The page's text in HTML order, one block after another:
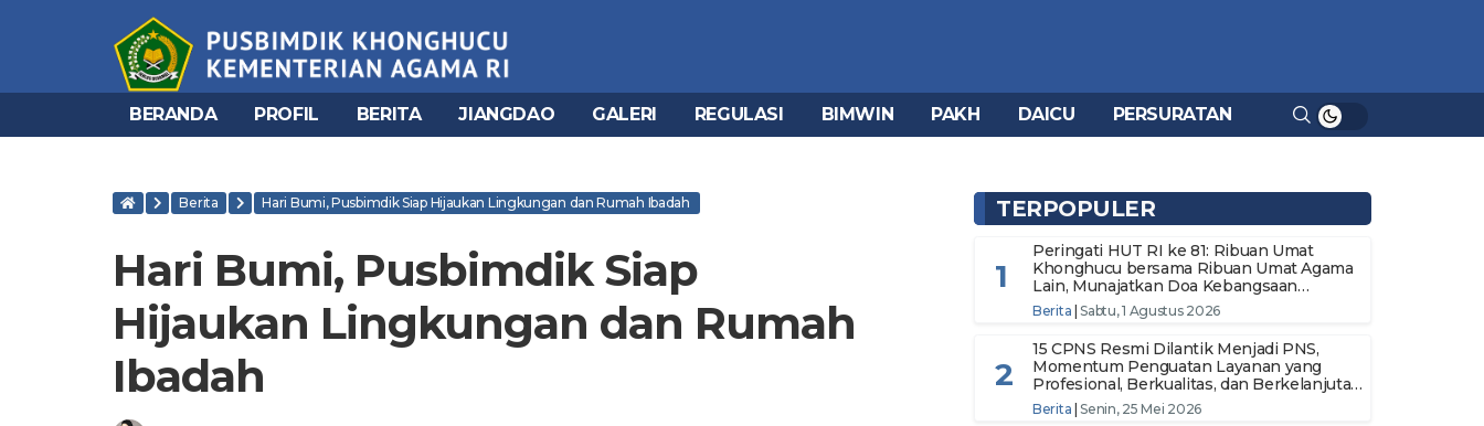
BERANDA PROFIL BERITA JIANGDAO GALERI REGULASI BIMWIN PAKH DAICU PERSURATAN
Berita Hari Bumi, Pusbimdik Siap Hijaukan Lingkungan dan Rumah Ibadah
Hari Bumi, Pusbimdik Siap
Hijaukan Lingkungan dan Rumah
Ibadah
TERPOPULER
1
Peringati HUT RI ke 81: Ribuan Umat
Khonghucu bersama Ribuan Umat Agama
Lain, Munajatkan Doa Kebangsaan
Wujudkan Semangat Persatuan Menuju
Indonesia Makmur dan Berdaulat
Berita |Sabtu, 1 Agustus 2026
2
15 CPNS Resmi Dilantik Menjadi PNS,
Momentum Penguatan Layanan yang
Profesional, Berkualitas, dan Berkelanjutan
di Pusbimdik Khonghucu
Berita |Senin, 25 Mei 2026